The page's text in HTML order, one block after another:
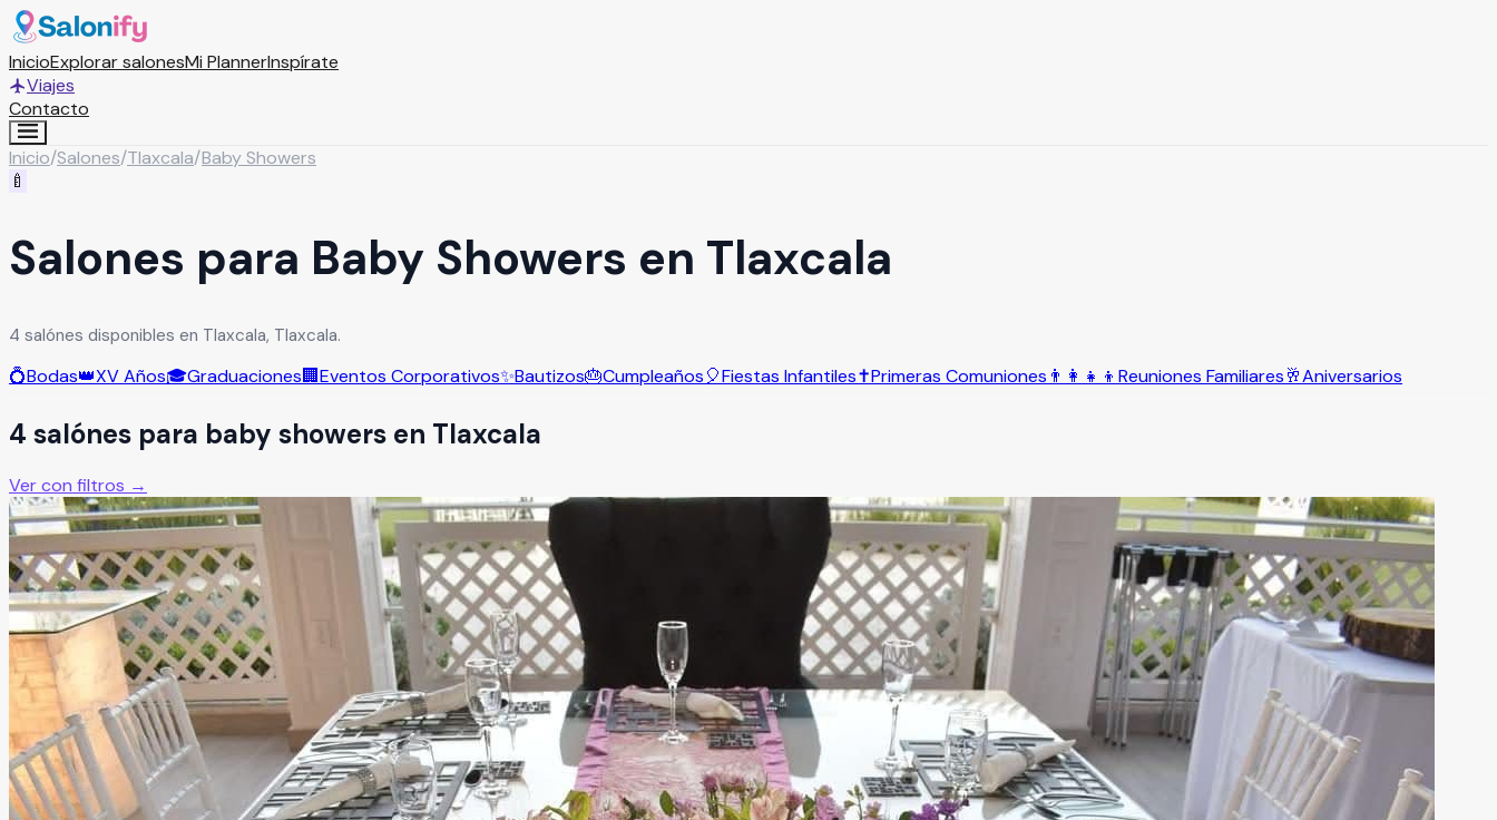
InicioExplorar salonesMi PlannerInspírate
Viajes
Contacto
Inicio/Salones/Tlaxcala/Baby Showers
🍼
Salones para Baby Showers en Tlaxcala
4 salónes disponibles en Tlaxcala, Tlaxcala.
💍Bodas👑XV Años🎓Graduaciones🏢Eventos Corporativos✨Bautizos🎂Cumpleaños🎈Fiestas Infantiles✝️Primeras Comuniones 👨‍👩‍👧‍👦 Reuniones Familiares🥂Aniversarios
4 salónes para baby showers en Tlaxcala
Ver con filtros →